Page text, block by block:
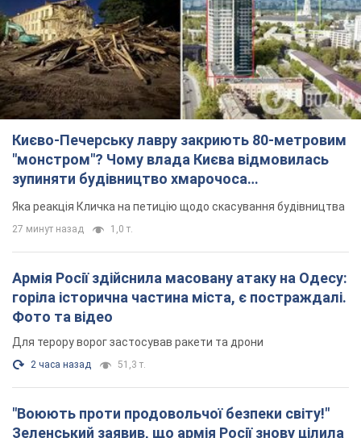
Києво-Печерську лавру закриють 80-метровим
"монстром"? Чому влада Києва відмовилась
зупиняти будівництво хмарочоса
"московського вірянина"
Яка реакція Кличка на петицію щодо скасування будівництва
27 минут назад 1,0 т.
Армія Росії здійснила масовану атаку на Одесу:
горіла історична частина міста, є постраждалі.
Фото та відео
Для терору ворог застосував ракети та дрони
2 часа назад 51,3 т.
"Воюють проти продовольчої безпеки світу!"
Зеленський заявив, що армія Росії знову цілила